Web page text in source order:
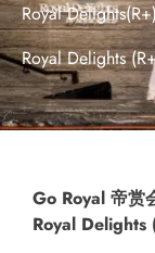
Royal
Royal Delights
Go Royal 帝赏
Royal Delights